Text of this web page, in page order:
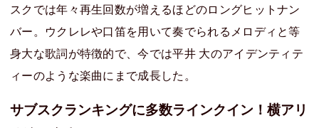
スクでは年々再生回数が増えるほどのロングヒットナン
バー。ウクレレや口笛を用いて奏でられるメロディと等
身大な歌詞が特徴的で、今では平井 大のアイデンティテ
ィーのような楽曲にまで成長した。
サブスクランキングに多数ラインクイン！横アリ